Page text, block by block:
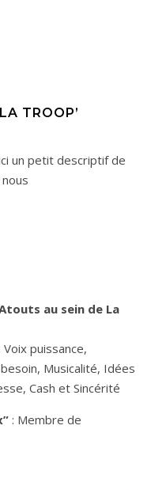
TROOP’
au sein de La
puissance,
Musicalité, Idées
Cash et Sincérité
: Membre de